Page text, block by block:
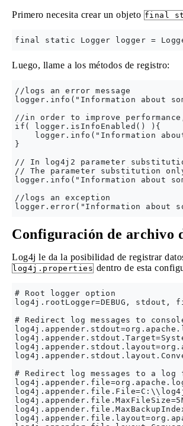
Primero necesita crear un objeto final
Luego, llame a los métodos de registro:
//logs an error message
logger.info("Information about
//in order to improve
if( logger.isInfoEnabled() ){
logger.info("Information
}
// In log4j2 parameter
// The parameter substitution
logger.info("Information about
//logs an exception
Configuración de archivo
Log4j le da la posibilidad de registrar
log4j.properties dentro de esta
# Root logger option
log4j.rootLogger=DEBUG, stdout,
# Redirect log messages to
# Redirect log messages to a